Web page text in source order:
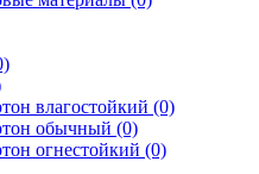
влагостойкий (0)
обычный (0)
огнестойкий (0)